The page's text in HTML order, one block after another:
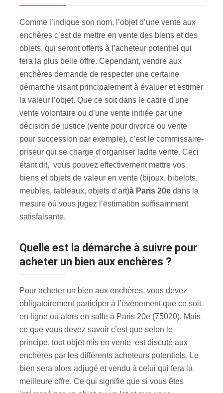
Comme l’indique son nom, l’objet d’une vente aux
enchères c’est de mettre en vente des biens et des
objets, qui seront offerts à l’acheteur potentiel qui
fera la plus belle offre. Cependant, vendre aux
enchères demande de respecter une certaine
démarche visant principalement à évaluer et estimer
la valeur l’objet. Que ce soit dans le cadre d’une
vente volontaire ou d’une vente initiée par une
décision de justice (vente pour divorce ou vente
pour succession par exemple), c’est le commissaire-
priseur qui se charge d’organiser ladite vente. Ceci
étant dit, vous pouvez effectivement mettre vos
biens et objets de valeur en vente (bijoux, bibelots,
meubles, tableaux, objets d’art)à Paris 20e dans la
mesure où vous jugez l’estimation suffisamment
satisfaisante.
Quelle est la démarche à suivre pour
acheter un bien aux enchères ?
Pour acheter un bien aux enchères, vous devez
obligatoirement participer à l’évènement que ce soit
en ligne ou alors en salle à Paris 20e (75020). Mais
ce que vous devez savoir c’est que selon le
principe, tout objet mis en vente est discuté aux
enchères par les différents acheteurs potentiels. Le
bien sera alors adjugé et vendu à celui qui fera la
meilleure offre. Ce qui signifie que si vous êtes